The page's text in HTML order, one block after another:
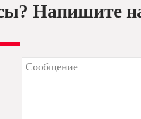
Напишите